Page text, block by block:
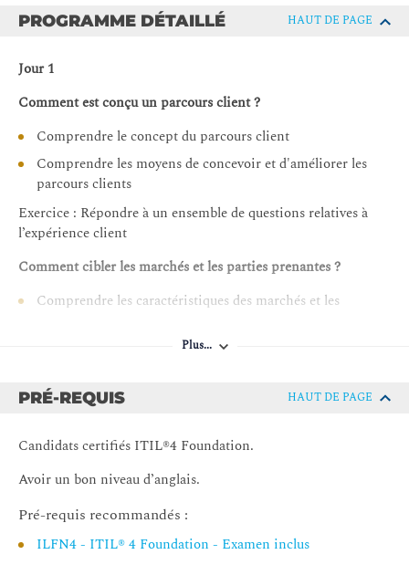
création de valeur continue
service
PROGRAMME DÉTAILLÉ HAUT DE PAGE
Jour 1
Comment est conçu un parcours client ?
Comprendre le concept du parcours client
Comprendre les moyens de concevoir et d'améliorer les
parcours clients
Exercice : Répondre à un ensemble de questions relatives à
l’expérience client
Comment cibler les marchés et les parties prenantes ?
Comprendre les caractéristiques des marchés et les
Savoir décrire les besoins des clients et les facteurs
Savoir identifier les prestataires de services et expliquer
Exercice : Sur la base d’un scénario, il est demandé de décider
Savoir comment utiliser les activités et les techniques de
communication et de collaboration.
Plus...
PRÉ-REQUIS HAUT DE PAGE
Candidats certifiés ITIL®4 Foundation.
Avoir un bon niveau d’anglais.
Pré-requis recommandés :
ILFN4 - ITIL® 4 Foundation - Examen inclus